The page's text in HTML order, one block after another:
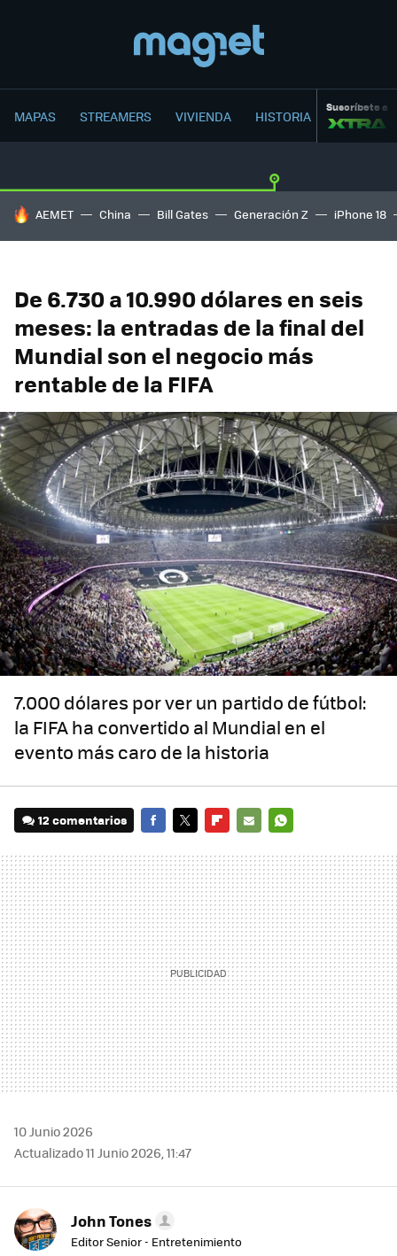
MAPAS STREAMERS VIVIENDA HISTORIA Suscríbete a
HOY SE HABLA DE
AEMET China Bill Gates Generación Z iPhone 18
De 6.730 a 10.990 dólares en seis
meses: la entradas de la final del
Mundial son el negocio más
rentable de la FIFA
7.000 dólares por ver un partido de fútbol:
la FIFA ha convertido al Mundial en el
evento más caro de la historia
12 comentarios
MAIL
10 Junio 2026
Actualizado 11 Junio 2026, 11:47
John Tones
Editor Senior - Entretenimiento